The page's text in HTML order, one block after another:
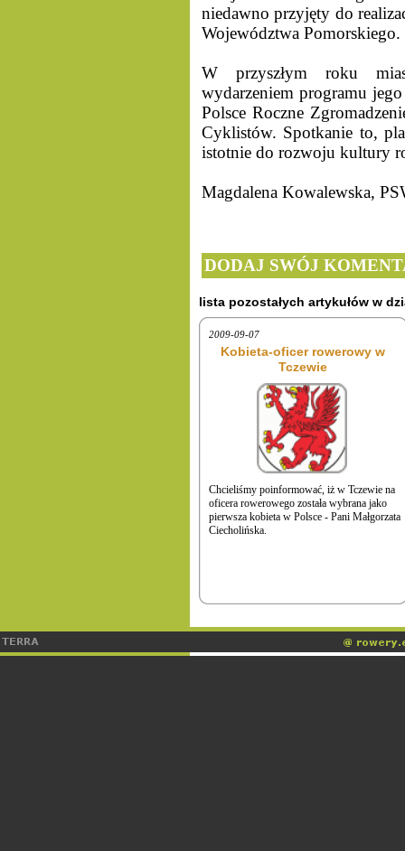
niedawno przyjęty do
Województwa Pomorskiego.
W przyszłym roku
wydarzeniem programu
Polsce Roczne
Cyklistów. Spotkanie to,
istotnie do rozwoju kultury
Magdalena Kowalewska,
DODAJ SWÓJ
lista pozostałych artykułów w
2009-09-07
Kobieta-oficer rowerowy w
Tczewie
Chcieliśmy poinformować, iż w Tczewie na
oficera rowerowego została wybrana jako
pierwsza kobieta w Polsce - Pani Małgorzata
Ciecholińska.